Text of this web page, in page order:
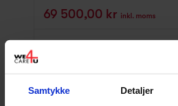
Samtykke Detaljer
69 500,00 kr inkl. moms